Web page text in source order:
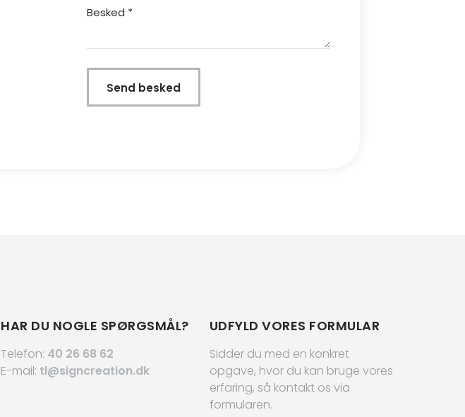
HAR DU NOGLE SPØRGSMÅL?
Telefon: 40 26 68 62
E-mail: tl@signcreation.dk
UDFYLD VORES FORMULAR
Sidder du med en konkret
opgave, hvor du kan bruge vores
erfaring, så kontakt os via
formularen.